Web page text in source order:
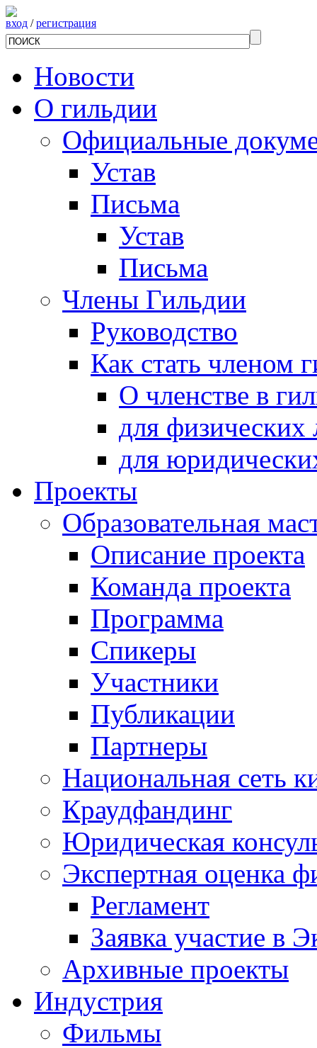
вход /регистрация
Новости
О гильдии
Официальные
Устав
Письма
Устав
Письма
Члены Гильдии
Руководство
Как стать членом
О членстве в
для физических
для
Проекты
Образовательная
Описание проекта
Команда проекта
Программа
Спикеры
Участники
Публикации
Партнеры
Национальная сеть
Краудфандинг
Юридическая
Экспертная оценка
Регламент
Заявка участие в
Архивные проекты
Индустрия
Фильмы